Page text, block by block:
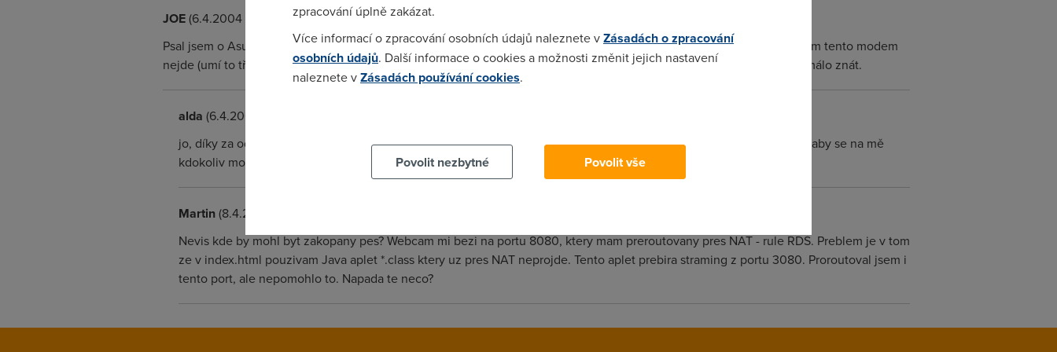
JOE(6.4.2004 20:03:20)
Psal jsem o Asusu něco na http://web.iol.cz/joe/asus.htm, zkus si to přečíst. Nastavit jako modem, tedy PPTP protokolem tento modem
nejde (umí to třeba Alcatel), takže nezbývá než upravit NAT, viz odkaz. Neodborně to nejde, je potřeba alespoň něco málo znát.
alda (6.4.2004 23:42:38)
jo, díky za odpověď, jsem si to pročetl, mohl by jsi mi prosím tě poradit něco konkrétního co bych měl jistě nastavit, aby se na mě
kdokoliv mohl podívat z venku, co se týče té videokonference.
Martin(8.4.2004 10:51:25)
Nevis kde by mohl byt zakopany pes? Webcam mi bezi na portu 8080, ktery mam preroutovany pres NAT - rule RDS. Preblem je v tom
ze v index.html pouzivam Java aplet *.class ktery uz pres NAT neprojde. Tento aplet prebira straming z portu 3080. Proroutoval jsem i
tento port, ale nepomohlo to. Napada te neco?
zpracování úplně zakázat.
Více informací o zpracování osobních údajů naleznete vZásadách o zpracování
osobních údajů. Další informace o cookies a možnosti změnit jejich nastavení
naleznete vZásadách používání cookies.
Povolit nezbytné
Povolit vše